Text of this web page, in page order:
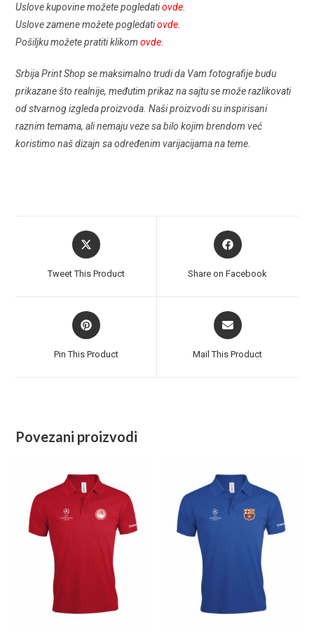
Uslove kupovine možete pogledatiovde.
Uslove zamene možete pogledatiovde.
Pošiljku možete pratiti klikomovde.
Srbija Print Shop se maksimalno trudi da Vam fotografije budu
prikazane što realnije, međutim prikaz na sajtu se može razlikovati
od stvarnog izgleda proizvoda. Naši proizvodi su inspirisani
raznim temama, ali nemaju veze sa bilo kojim brendom već
koristimo naš dizajn sa određenim varijacijama na teme.
Tweet This Product Share on Facebook
Pin This Product Mail This Product
Povezani proizvodi